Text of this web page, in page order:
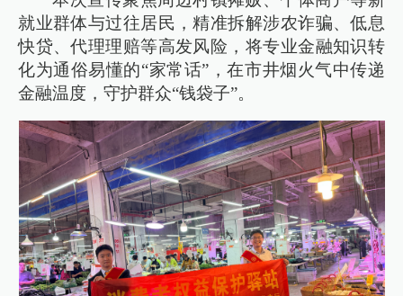
就业群体与过往居民，精准拆解涉农诈骗、低息
快贷、代理理赔等高发风险，将专业金融知识转
化为通俗易懂的“家常话”，在市井烟火气中传递
金融温度，守护群众“钱袋子”。